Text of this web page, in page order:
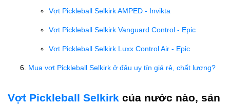
Vợt Pickleball Selkirk AMPED - Invikta
Vợt Pickleball Selkirk Vanguard Control - Epic
Vợt Pickleball Selkirk Luxx Control Air - Epic
Mua vợt Pickleball Selkirk ở đâu uy tín giá rẻ, chất lượng?
Vợt Pickleball Selkirk của nước nào, sản